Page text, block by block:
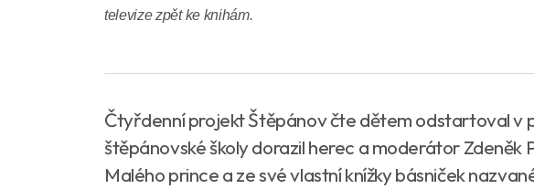
televize zpět ke knihám.
Čtyřdenní projekt Štěpánov čte dětem odstartoval v
štěpánovské školy dorazil herec a moderátor Zdeněk
Malého prince a ze své vlastní knížky básniček